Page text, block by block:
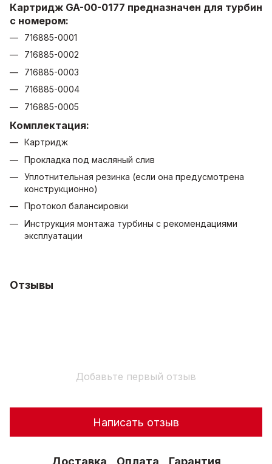
Картридж GA-00-0177 предназначен для турбин
с номером:
716885-0001
716885-0002
716885-0003
716885-0004
716885-0005
Комплектация:
Картридж
Прокладка под масляный слив
Уплотнительная резинка (если она предусмотрена
конструкционно)
Протокол балансировки
Инструкция монтажа турбины с рекомендациями
эксплуатации
Отзывы
Добавьте первый отзыв
Написать отзыв
Доставка Оплата Гарантия